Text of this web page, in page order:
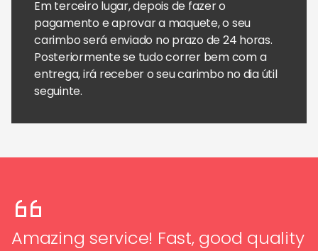
Em terceiro lugar, depois de fazer o
pagamento e aprovar a maquete, o seu
carimbo será enviado no prazo de 24 horas.
Posteriormente se tudo correr bem com a
entrega, irá receber o seu carimbo no dia útil
seguinte.
Amazing service! Fast, good quality